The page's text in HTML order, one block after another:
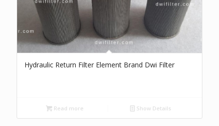
Hydraulic Return Filter Element Brand Dwi Filter
Read more Show Details